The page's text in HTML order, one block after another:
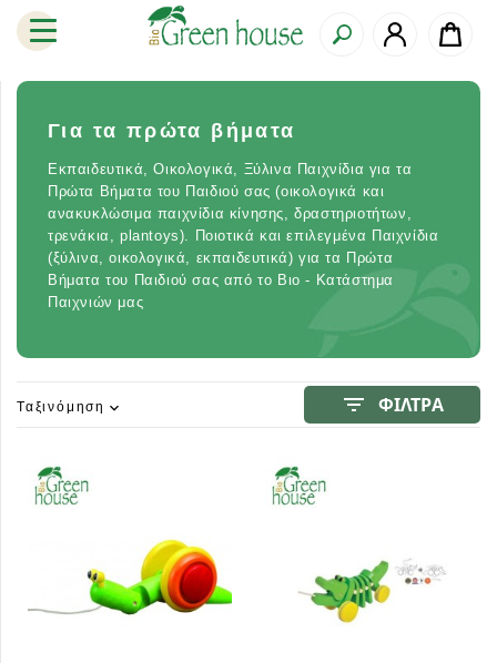
Για τα πρώτα βήματα
Εκπαιδευτικά, Οικολογικά, Ξύλινα Παιχνίδια για τα
Πρώτα Βήματα του Παιδιού σας (οικολογικά και
ανακυκλώσιμα παιχνίδια κίνησης, δραστηριοτήτων,
τρενάκια, plantoys). Ποιοτικά και επιλεγμένα Παιχνίδια
(ξύλινα, οικολογικά, εκπαιδευτικά) για τα Πρώτα
Βήματα του Παιδιού σας από το Βιο - Κατάστημα
Παιχνιών μας
Ταξινόμηση expand_more filter_list ΦΙΛΤΡΑ